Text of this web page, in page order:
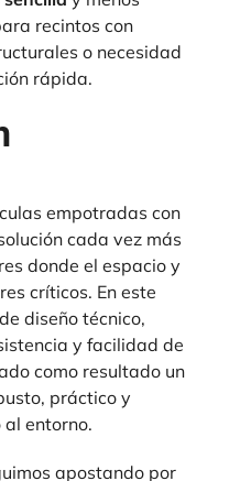
recintos con
o necesidad
rápida.
empotradas con
cada vez más
donde el espacio y
críticos. En este
diseño técnico,
y facilidad de
como resultado un
práctico y
entorno.
apostando por